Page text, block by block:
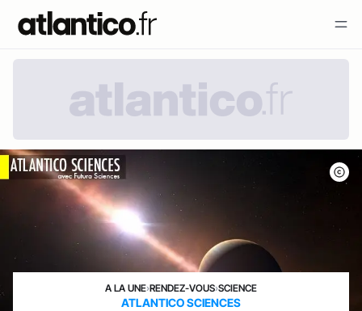
A LA UNE›RENDEZ-VOUS›SCIENCE
ATLANTICO SCIENCES